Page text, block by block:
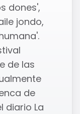
dones',
jondo,
de las
de
diario La